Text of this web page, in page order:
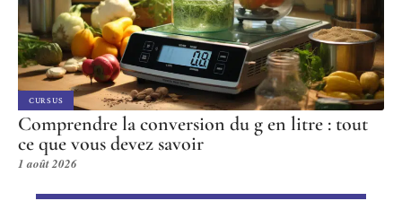
CURSUS
Comprendre la conversion du g en litre : tout
ce que vous devez savoir
1 août 2026